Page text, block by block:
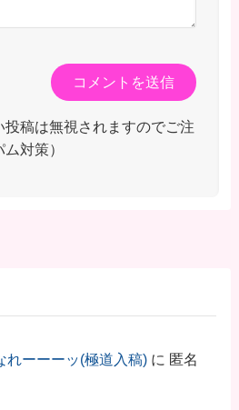
投稿は無視されますのでご注
対策）
れーーーッ(極道入稿)に 匿名